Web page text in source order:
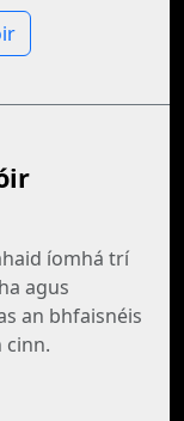
íomhá trí
agus
an bhfaisnéis
cinn.